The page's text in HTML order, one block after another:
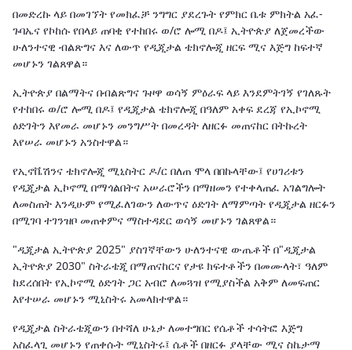
በመድረኩ ላይ በመገኘት የመክፈቻ ንግግር ያደረጉት የምክር ቤቱ ምክትል አፈ-
ጉባኤና የኮከሱ የበላይ ጠባቂ የተከበሩ ወ/ሮ ሎሚ በዶ፤ ኢትዮጵያ ለጀመረችው
ሁለንተናዊ ብልጽግና እና ለውጥ የዲጂታል ቴክኖሎጂ ዘርፍ ሚና እጅግ ከፍተኛ
መሆኑን ገልጸዋል።
ኢትዮጵያ በልማትና በብልጽግና ጉዞዋ ወሳኝ ምዕራፍ ላይ እንደምትገኝ የገለጹት
የተከበሩ ወ/ሮ ሎሚ በዶ፤ የዲጂታል ቴክኖሎጂ በዓለም አቀፍ ደረጃ የኢኮኖሚ
ዕድገትን እየመራ መሆኑን መንግሥት በመረዳት ለዘርፉ መጠናከር በትኩረት
እየሠራ መሆኑን አንስተዋል።
የኢኖቬሽንና ቴክኖሎጂ ሚኒስትር ዶ/ር በለጠ ሞላ በበኩላቸው፤ የሀገሪቱን
የዲጂታል ኢኮኖሚ በማጎልበትና አሠራሮችን በማዘመን የተቀላጠፈ አገልግሎት
ለመስጠት እንዲሁም የሚፈለገውን ለውጥና ዕድገት ለማምጣት የዲጂታል ዘርፉን
በሚገባ ተገንዝቦ መጠቀምና ማስተዳደር ወሳኝ መሆኑን ገልጸዋል።
"ዲጂታል ኢትዮጵያ 2025" ያስገኛቸውን ሁለንተናዊ ውጤቶች በ"ዲጂታል
ኢትዮጵያ 2030" ስትራቴጂ በማጠናከርና የታዩ ክፍተቶችን በመሙላት፣ ዓለም
ከደረሰበት የኢኮኖሚ ዕድገት ጋር አብሮ ለመጓዝ የሚያስችል አቅም ለመፍጠር
እየተሠራ መሆኑን ሚኒስትሩ አመላክተዋል።
የዲጂታል ስትራቴጂውን በተሻለ ሁኔታ ለመተግበር የሴቶች ተሳትፎ እጅግ
አስፈላጊ መሆኑን የጠቀሱት ሚኒስትሩ፤ ሴቶች በዘርፉ ያላቸው ሚና ስኬታማ